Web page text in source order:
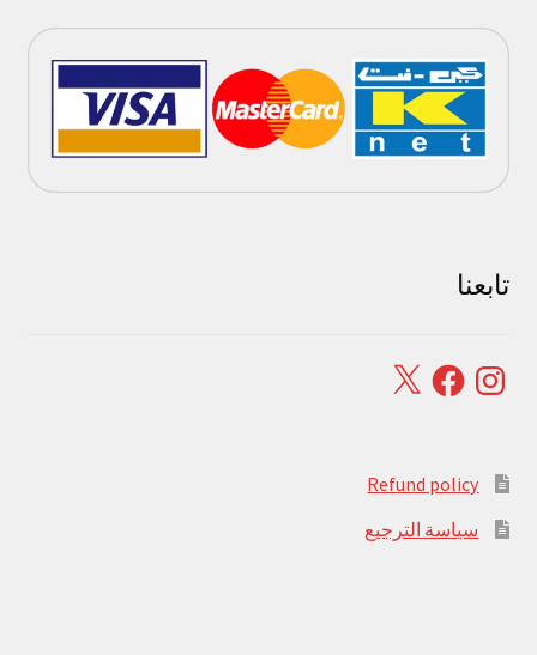
تابعنا
Instagram
Facebook
X
Refund policy
سياسة الترجيع